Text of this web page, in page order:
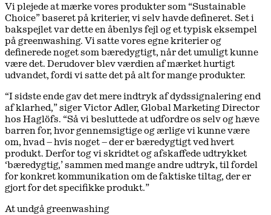
Vi plejede at mærke vores produkter som “Sustainable
Choice” baseret på kriterier, vi selv havde defineret. Set i
bakspejlet var dette en åbenlys fejl og et typisk eksempel
på greenwashing. Vi satte vores egne kriterier og
definerede noget som bæredygtigt, når det umuligt kunne
være det. Derudover blev værdien af mærket hurtigt
udvandet, fordi vi satte det på alt for mange produkter.
“I sidste ende gav det mere indtryk af dydssignalering end
af klarhed,” siger Victor Adler, Global Marketing Director
hos Haglöfs. “Så vi besluttede at udfordre os selv og hæve
barren for, hvor gennemsigtige og ærlige vi kunne være
om, hvad – hvis noget – der er bæredygtigt ved hvert
produkt. Derfor tog vi skridtet og afskaffede udtrykket
‘bæredygtig,’ sammen med mange andre udtryk, til fordel
for konkret kommunikation om de faktiske tiltag, der er
gjort for det specifikke produkt.”
At undgå greenwashing